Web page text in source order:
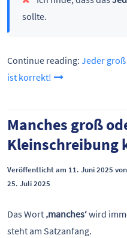
sollte.
Continue reading: Jeder
ist korrekt!
Manches groß
Kleinschreibung
Veröffentlicht am 11. Juni 2025 von
25. Juli 2025
Das Wort ‚manches‘wird
steht am Satzanfang.